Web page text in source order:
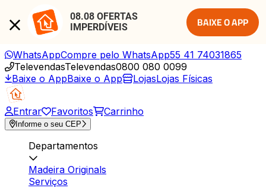
08.08 OFERTAS
IMPERDÍVEIS
BAIXE O APP
WhatsAppCompre pelo WhatsApp55 41 74031865
TelevendasTelevendas0800 080 0099
Baixe o AppBaixe o App LojasLojas Físicas
Entrar Favoritos Carrinho
Informe o seu CEP
Departamentos
Madeira Originals
Serviços